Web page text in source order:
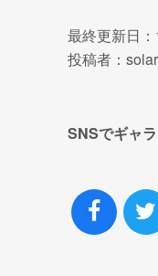
最終更新日：
投稿者：
SNSでギャ